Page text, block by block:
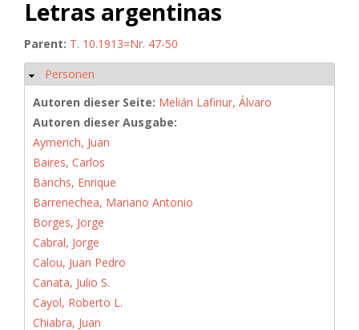
Letras argentinas
Parent: T. 10.1913=Nr. 47-50
Ausblenden
Personen
Autoren dieser Seite: Melián Lafinur, Álvaro
Autoren dieser Ausgabe:
Aymerich, Juan
Baires, Carlos
Banchs, Enrique
Barrenechea, Mariano Antonio
Borges, Jorge
Cabral, Jorge
Calou, Juan Pedro
Canata, Julio S.
Cayol, Roberto L.
Chiabra, Juan